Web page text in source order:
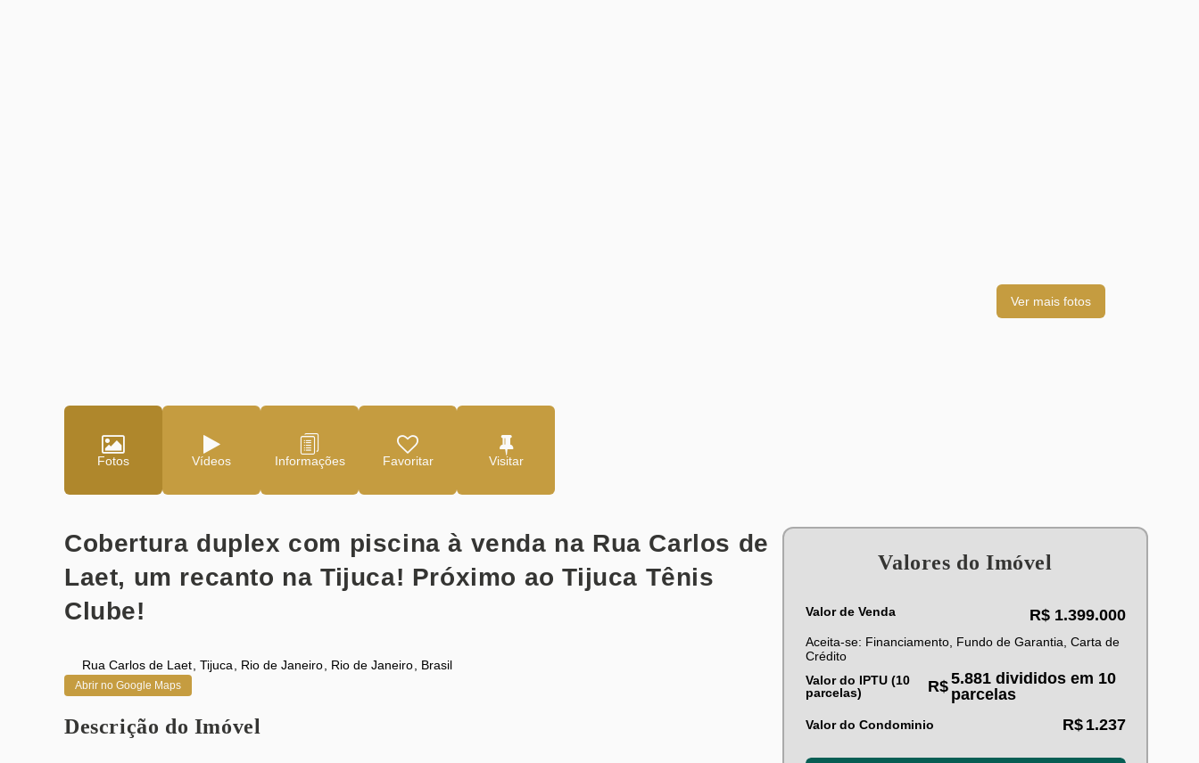
Fotos Vídeos Favoritar
Cobertura duplex com piscina à venda na Rua Carlos de
Laet, um recanto na Tijuca! Próximo ao Tijuca Tênis
Clube!
Rua Carlos de Laet Tijuca Rio de Janeiro Rio de Janeiro Brasil
Abrir no Google Maps
Descrição do Imóvel
Valores do Imóvel
R$1.399.000
Valor de Venda
Aceita-se: Financiamento, Fundo de Garantia, Carta de
Crédito
Valor do IPTU (10
parcelas)
R$5.881 divididos em 10
parcelas
Valor do Condominio R$ 1.237